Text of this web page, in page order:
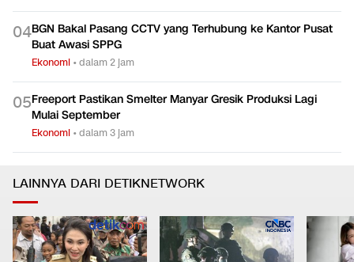
04BGN Bakal Pasang CCTV yang Terhubung ke Kantor Pusat
Buat Awasi SPPG
Ekonomi •dalam 2 jam
05Freeport Pastikan Smelter Manyar Gresik Produksi Lagi
Mulai September
Ekonomi •dalam 3 jam
LAINNYA DARI DETIKNETWORK